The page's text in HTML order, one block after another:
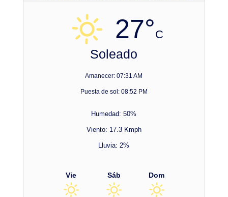
27°C
Soleado
Amanecer: 07:31 AM
Puesta de sol: 08:52 PM
Humedad: 50%
Viento: 17.3 Kmph
Lluvia: 2%
Vie Sáb Dom